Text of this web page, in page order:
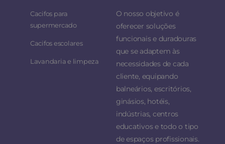
Cacifos para
supermercado
Cacifos escolares
Lavandaria e limpeza
O nosso objetivo é
oferecer soluções
funcionais e duradouras
que se adaptem às
necessidades de cada
cliente, equipando
balneários, escritórios,
ginásios, hotéis,
indústrias, centros
educativos e todo o tipo
de espaços profissionais.